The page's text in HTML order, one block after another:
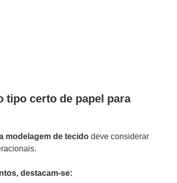
tipo certo de papel para
modelagem de tecidodeve considerar
destacam-se: